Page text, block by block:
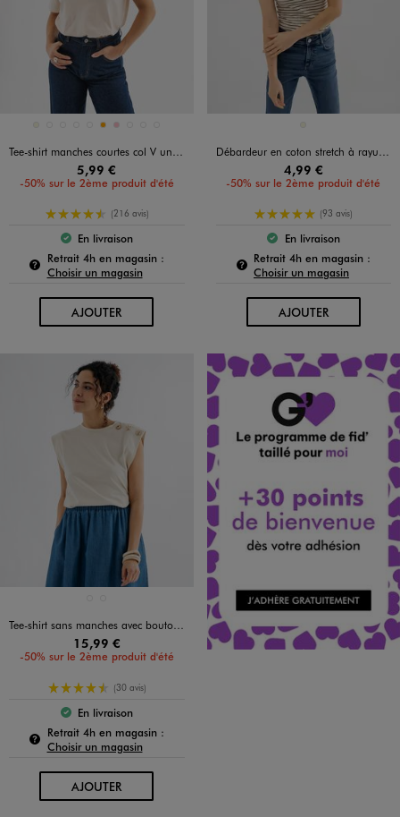
Disponible en 10 coloris
BLEU STANDARD
KAKI STANDARD
NOIR STANDARD
ORANGE
ROSE
Tee-shirt manches courtes col V uni en coton femme
5,99 €
-50% sur le 2ème produit d'été
4.5/5 de moyenne
(216 avis)
Le produit est disponible :
En livraison
Retrait 4h en magasin :Pour connaître la disponibilité de ce produit :
Choisir un magasin
AJOUTERAU PANIER
Débardeur en coton stretch à rayures femme
4,99 €
-50% sur le 2ème produit d'été
5/5 de moyenne
(93 avis)
Le produit est
En livraison
Retrait 4h en magasin :
Choisir un magasin
AJOUTERAU PANIER
Tee-shirt sans manches avec boutons fantaisie sur l’épaule femme
15,99 €
-50% sur le 2ème produit d'été
4.5/5 de moyenne
(30 avis)
Le produit est disponible :
En livraison
Retrait 4h en magasin :Pour connaître la disponibilité de ce produit :
Choisir un magasin
AJOUTERAU PANIER